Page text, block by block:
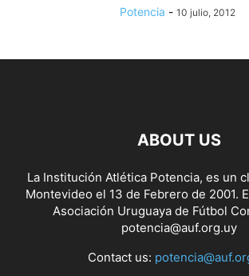
Potencia - 10 julio, 2012
ABOUT US
La Institución Atlética Potencia, es un
Montevideo el 13 de Febrero de 2001.
Asociación Uruguaya de Fútbol
potencia@auf.org.uy
Contact us: